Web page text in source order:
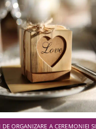
DE ORGANIZARE A CEREMONIEI SI